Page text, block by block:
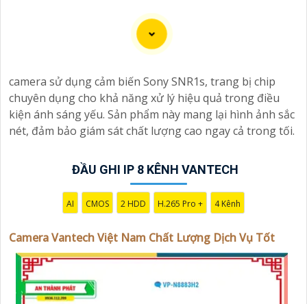
hàng đầu tại Việt Nam, chúng được thiết kế với công
nghệ hiện đại và chất lượng cao để khẳng định an ninh
và giám sát tốt cho ngôi nhà, cửa hàng, văn phòng
hoặc doanh nghiệp của bạn.
giám sát chất lượng cao như camera IP, camera HD-
TVI, camera AHD, camera wifi, camera thông minh, và
nhiều hơn nữa. Các sản phẩm của Vantech được sản
xuất theo tiêu chuẩn chất lượng cao, đáng tin cậy và dễ
sử dụng.
Điểm mạnh của Camera Vantech là chất lượng dịch vụ
tốt và hỗ trợ khách hàng chu đáo. Đội ngũ nhân viên kỹ
thuật chuyên nghiệp của Vantech sẽ giúp bạn lựa chọn
giải pháp camera phù hợp với nhu cầu và ngân sách
camera sử dụng cảm biến Sony SNR1s, trang bị chip
chuyên dụng cho khả năng xử lý hiệu quả trong điều
kiện ánh sáng yếu. Sản phẩm này mang lại hình ảnh sắc
nét, đảm bảo giám sát chất lượng cao ngay cả trong tối.
ĐẦU GHI IP 8 KÊNH VANTECH
AI CMOS 2 HDD H.265 Pro + 4 Kênh
Camera Vantech Việt Nam Chất Lượng Dịch Vụ Tốt